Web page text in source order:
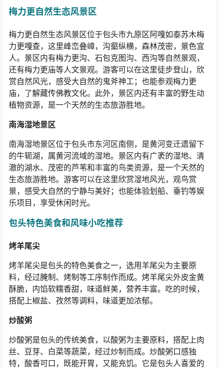
梅力更自然生态风景区
梅力更自然生态风景区位于包头市九原区阿嘎如泰苏木梅
力更嘎查，这里峰峦叠嶂，沟壑纵横，森林茂密，景色宜
人。景区内有梅力更沟、石包克图沟、西沟等自然景观，
还有梅力更庙等人文景观。游客可以在这里徒步登山，欣
赏自然风光，感受大自然的鬼斧神工；也能参观梅力更
庙，了解藏传佛教文化。此外，景区内还有丰富的野生动
植物资源，是一个天然的生态旅游胜地。
南海湿地景区
南海湿地景区位于包头市东河区南侧，是黄河变迁遗留下
的牛轭湖，属黄河流域的湿地。景区内有广袤的湿地、清
澈的湖水、茂密的芦苇和丰富的鸟类资源，是一个天然的
生态旅游胜地。游客可以在这里欣赏湿地风光，观鸟赏
景，感受大自然的宁静与美好；也能体验划船、垂钓等娱
乐项目，享受休闲时光。
包头特色美食和风味小吃推荐
烤羊尾尖
烤羊尾尖是包头的特色美食之一，选用羊尾尖为主要原
料，经过腌制、烤制等工序制作而成。烤羊尾尖外皮金黄
酥脆，内馅软糯香甜，味道鲜美，营养丰富。吃的时候，
搭配上椒盐、孜然等调料，味道更加浓郁。
炒酸粥
炒酸粥是包头的传统美食，以酸粥为主要原料，搭配上肉
丝、豆芽、白菜等蔬菜，经过炒制而成。炒酸粥口感独
特，酸香可口，既能开胃，又能充饥。它是包头人喜爱的